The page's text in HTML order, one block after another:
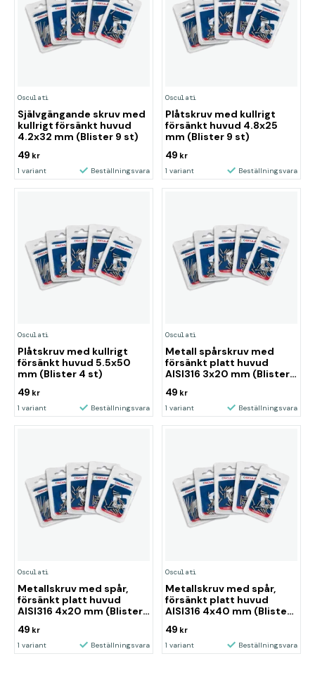
Osculati
Självgängande skruv med
kullrigt försänkt huvud
4.2x32 mm (Blister 9 st)
49 kr
1 variant Beställningsvara
Osculati
Plåtskruv med kullrigt
försänkt huvud 4.8x25
mm (Blister 9 st)
49 kr
1 variant Beställningsvara
Osculati
Plåtskruv med kullrigt
försänkt huvud 5.5x50
mm (Blister 4 st)
49 kr
1 variant Beställningsvara
Osculati
Metall spårskruv med
försänkt platt huvud
AISI316 3x20 mm (Blister
49 kr
1 variant Beställningsvara
Osculati
Metallskruv med spår,
försänkt platt huvud
AISI316 4x20 mm (Blister
49 kr
1 variant Beställningsvara
Osculati
Metallskruv med spår,
försänkt platt huvud
AISI316 4x40 mm (Blister
49 kr
1 variant Beställningsvara